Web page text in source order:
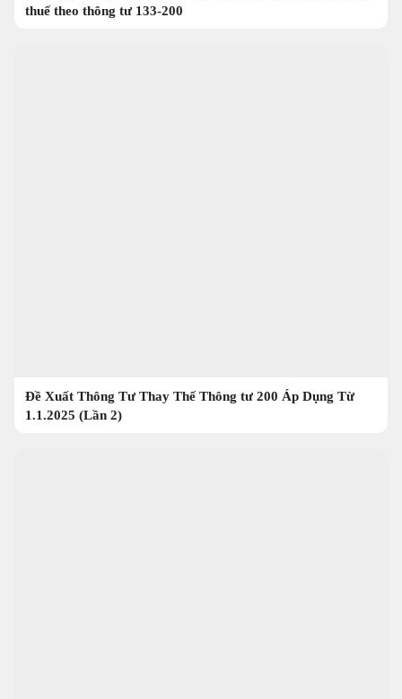
thuế theo thông tư 133-200
Đề Xuất Thông Tư Thay Thế Thông tư 200 Áp Dụng Từ
1.1.2025 (Lần 2)